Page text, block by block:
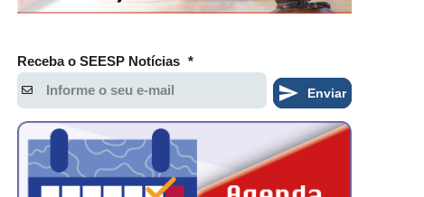
Receba o SEESP Notícias *
Enviar